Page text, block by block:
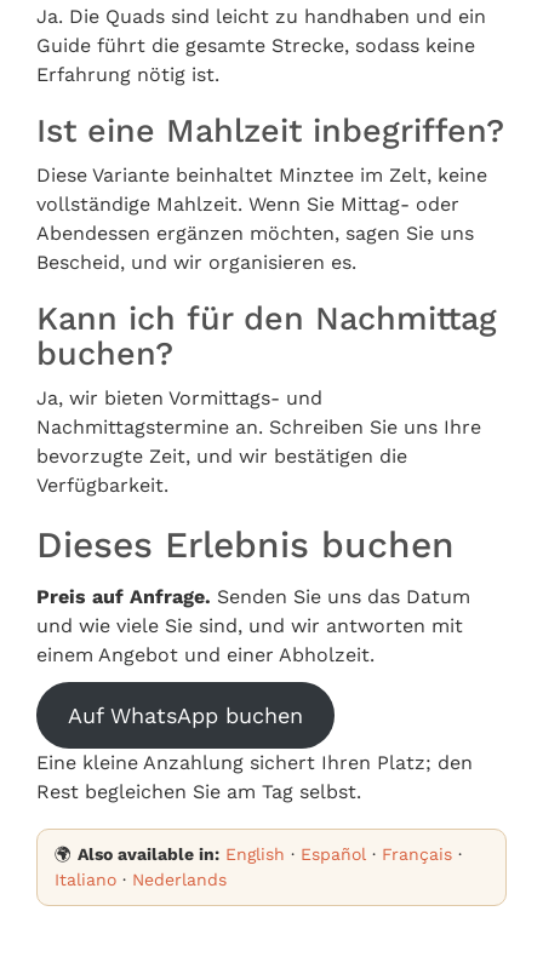
Ja. Die Quads sind leicht zu handhaben und ein
Guide führt die gesamte Strecke, sodass keine
Erfahrung nötig ist.
Ist eine Mahlzeit inbegriffen?
Diese Variante beinhaltet Minztee im Zelt, keine
vollständige Mahlzeit. Wenn Sie Mittag- oder
Abendessen ergänzen möchten, sagen Sie uns
Bescheid, und wir organisieren es.
Kann ich für den Nachmittag
buchen?
Ja, wir bieten Vormittags- und
Nachmittagstermine an. Schreiben Sie uns Ihre
bevorzugte Zeit, und wir bestätigen die
Verfügbarkeit.
Dieses Erlebnis buchen
Preis auf Anfrage. Senden Sie uns das Datum
und wie viele Sie sind, und wir antworten mit
einem Angebot und einer Abholzeit.
Auf WhatsApp buchen
Eine kleine Anzahlung sichert Ihren Platz; den
Rest begleichen Sie am Tag selbst.
🌍 Also available in: English · Español · Français ·
Italiano · Nederlands